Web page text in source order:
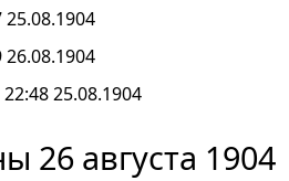
25.08.1904
26 августа 1904